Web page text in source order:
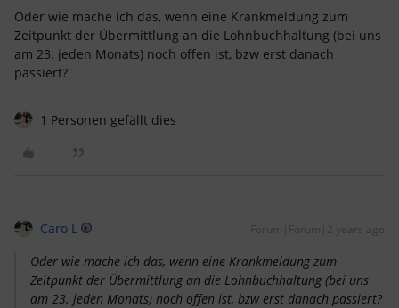
Oder wie mache ich das, wenn eine Krankmeldung zum
Zeitpunkt der Übermittlung an die Lohnbuchhaltung (bei uns
am 23. jeden Monats) noch offen ist, bzw erst danach
passiert?
1 Personen gefällt dies
Caro L Forum|Forum|2 years ago
Oder wie mache ich das, wenn eine Krankmeldung zum
Zeitpunkt der Übermittlung an die Lohnbuchhaltung (bei uns
am 23. jeden Monats) noch offen ist, bzw erst danach passiert?